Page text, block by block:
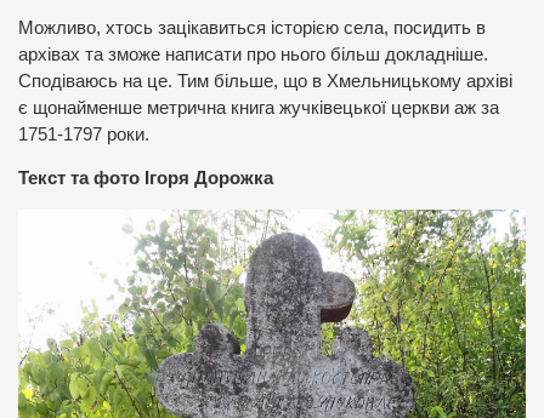
Можливо, хтось зацікавиться історією села, посидить в
архівах та зможе написати про нього більш докладніше.
Сподіваюсь на це. Тим більше, що в Хмельницькому архіві
є щонайменше метрична книга жучківецької церкви аж за
1751-1797 роки.
Текст та фото Ігоря Дорожка